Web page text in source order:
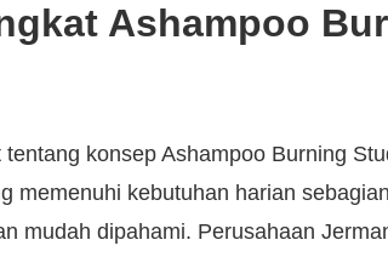
Ashampoo
konsep Ashampoo Burning
memenuhi kebutuhan harian
mudah dipahami. Perusahaan